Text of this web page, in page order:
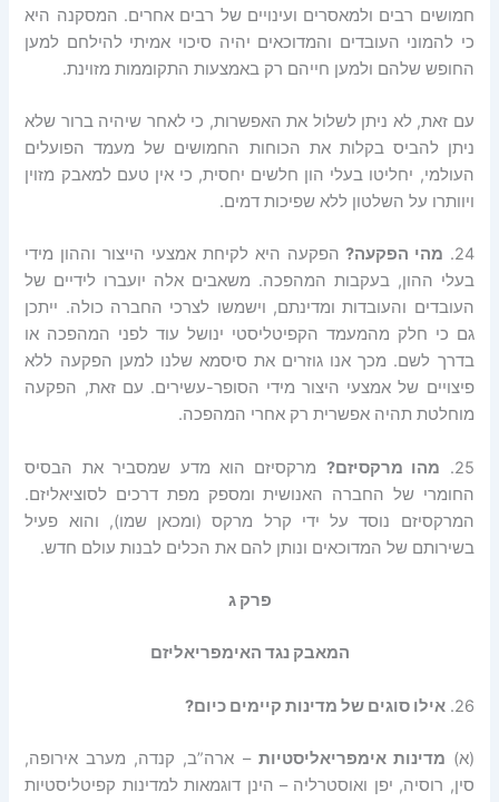
חמושים רבים ולמאסרים ועינויים של רבים אחרים. המסקנה היא
כי להמוני העובדים והמדוכאים יהיה סיכוי אמיתי להילחם למען
החופש שלהם ולמען חייהם רק באמצעות התקוממות מזוינת.
עם זאת, לא ניתן לשלול את האפשרות, כי לאחר שיהיה ברור שלא
ניתן להביס בקלות את הכוחות החמושים של מעמד הפועלים
העולמי, יחליטו בעלי הון חלשים יחסית, כי אין טעם למאבק מזוין
ויוותרו על השלטון ללא שפיכות דמים.
24. מהי הפקעה? הפקעה היא לקיחת אמצעי הייצור וההון מידי
בעלי ההון, בעקבות המהפכה. משאבים אלה יועברו לידיים של
העובדים והעובדות ומדינתם, וישמשו לצרכי החברה כולה. ייתכן
גם כי חלק מהמעמד הקפיטליסטי ינושל עוד לפני המהפכה או
בדרך לשם. מכך אנו גוזרים את סיסמא שלנו למען הפקעה ללא
פיצויים של אמצעי היצור מידי הסופר-עשירים. עם זאת, הפקעה
מוחלטת תהיה אפשרית רק אחרי המהפכה.
25. מהו מרקסיזם? מרקסיזם הוא מדע שמסביר את הבסיס
החומרי של החברה האנושית ומספק מפת דרכים לסוציאליזם.
המרקסיזם נוסד על ידי קרל מרקס (ומכאן שמו), והוא פעיל
בשירותם של המדוכאים ונותן להם את הכלים לבנות עולם חדש.
פרק ג
המאבק נגד האימפריאליזם
26. אילו סוגים של מדינות קיימים כיום?
(א) מדינות אימפריאליסטיות – ארה”ב, קנדה, מערב אירופה,
סין, רוסיה, יפן ואוסטרליה – הינן דוגמאות למדינות קפיטליסטיות